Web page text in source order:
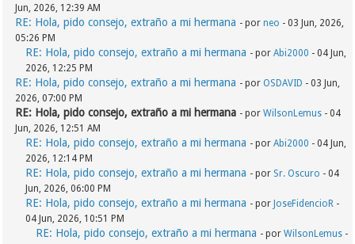
Jun, 2026, 12:39 AM
RE: Hola, pido consejo, extraño a mi hermana - porneo - 03 Jun, 2026,
05:26 PM
RE: Hola, pido consejo, extraño a mi hermana - porAbi2000 - 04 Jun,
2026, 12:25 PM
RE: Hola, pido consejo, extraño a mi hermana - porOSDAVID - 03 Jun,
2026, 07:00 PM
RE: Hola, pido consejo, extraño a mi hermana - porWilsonLemus - 04
Jun, 2026, 12:51 AM
RE: Hola, pido consejo, extraño a mi hermana - porAbi2000 - 04 Jun,
2026, 12:14 PM
RE: Hola, pido consejo, extraño a mi hermana - por Sr. Oscuro - 04
Jun, 2026, 06:00 PM
RE: Hola, pido consejo, extraño a mi hermana - por JoseFidencioR -
04 Jun, 2026, 10:51 PM
RE: Hola, pido consejo, extraño a mi hermana - porWilsonLemus -